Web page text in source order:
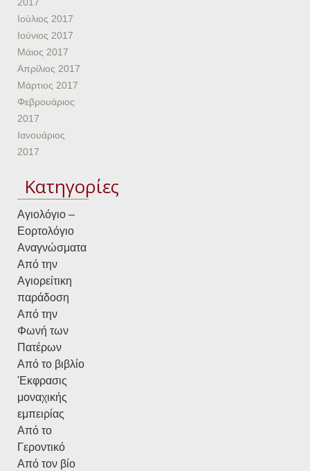
Ιούλιος 2017
Ιούνιος 2017
Μάιος 2017
Απρίλιος 2017
Μάρτιος 2017
Φεβρουάριος
2017
Ιανουάριος
2017
Kατηγορίες
Αγιολόγιο –
Εορτολόγιο
Αναγνώσματα
Από την
Αγιορείτικη
παράδοση
Από την
Φωνή των
Πατέρων
Από το βιβλίο
'Εκφρασις
μοναχικής
εμπειρίας
Από το
Γεροντικό
Από τον βίο